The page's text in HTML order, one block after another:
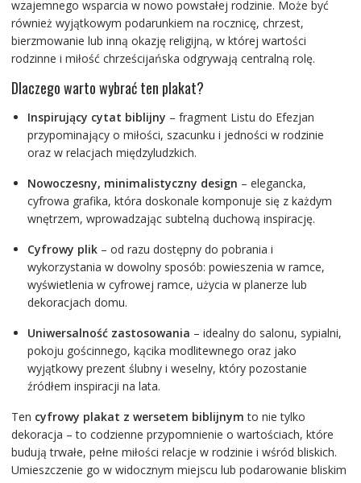
wzajemnego wsparcia w nowo powstałej rodzinie. Może być
również wyjątkowym podarunkiem na rocznicę, chrzest,
bierzmowanie lub inną okazję religijną, w której wartości
rodzinne i miłość chrześcijańska odgrywają centralną rolę.
Dlaczego warto wybrać ten plakat?
Inspirujący cytat biblijny – fragment Listu do Efezjan
przypominający o miłości, szacunku i jedności w rodzinie
oraz w relacjach międzyludzkich.
Nowoczesny, minimalistyczny design – elegancka,
cyfrowa grafika, która doskonale komponuje się z każdym
wnętrzem, wprowadzając subtelną duchową inspirację.
Cyfrowy plik– od razu dostępny do pobrania i
wykorzystania w dowolny sposób: powieszenia w ramce,
wyświetlenia w cyfrowej ramce, użycia w planerze lub
dekoracjach domu.
Uniwersalność zastosowania – idealny do salonu, sypialni,
pokoju gościnnego, kącika modlitewnego oraz jako
wyjątkowy prezent ślubny i weselny, który pozostanie
źródłem inspiracji na lata.
Ten cyfrowy plakat z wersetem biblijnym to nie tylko
dekoracja – to codzienne przypomnienie o wartościach, które
budują trwałe, pełne miłości relacje w rodzinie i wśród bliskich.
Umieszczenie go w widocznym miejscu lub podarowanie bliskim